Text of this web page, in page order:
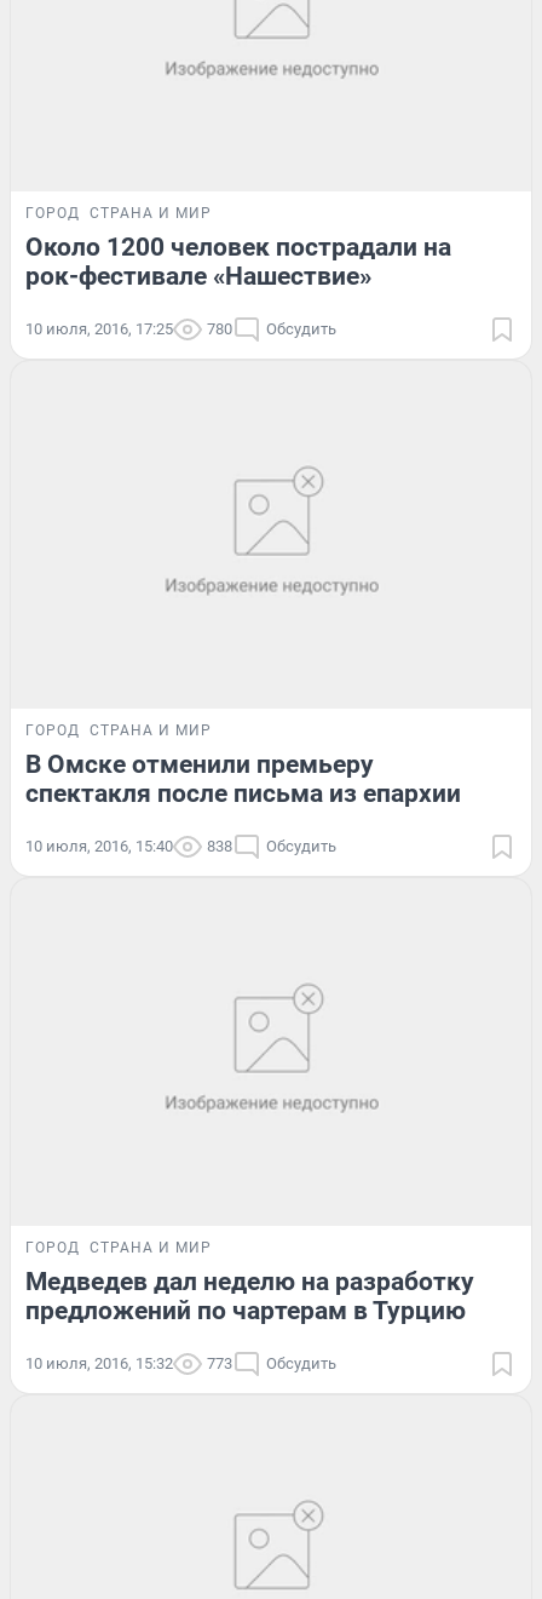
ГОРОД СТРАНА И МИР
Около 1200 человек пострадали на
рок-фестивале «Нашествие»
10 июля, 2016, 17:25 780 Обсудить
ГОРОД СТРАНА И МИР
В Омске отменили премьеру
спектакля после письма из епархии
10 июля, 2016, 15:40 838 Обсудить
ГОРОД СТРАНА И МИР
Медведев дал неделю на разработку
предложений по чартерам в Турцию
10 июля, 2016, 15:32 773 Обсудить